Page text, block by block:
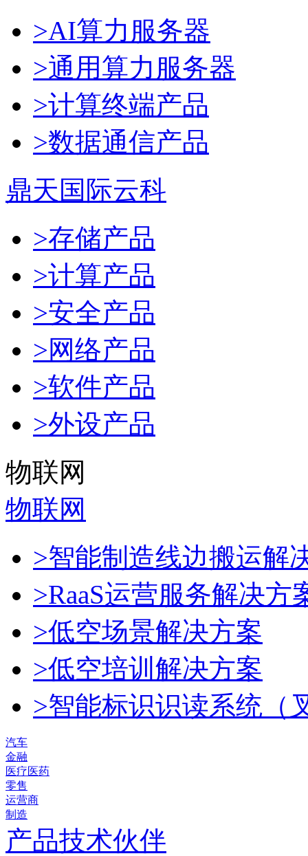
>AI算力服务器
>通用算力服务器
>计算终端产品
>数据通信产品
鼎天国际云科
>存储产品
>计算产品
>安全产品
>网络产品
>软件产品
>外设产品
物联网
物联网
>智能制造线边搬运解
>RaaS运营服务解决方
>低空场景解决方案
>低空培训解决方案
>智能标识识读系统（
汽车
金融
医疗医药
零售
运营商
制造
产品技术伙伴